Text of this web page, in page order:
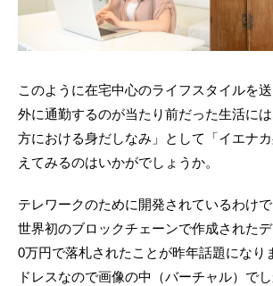
このように在宅中心のライフスタイルを送
外に通勤するのが当たり前だった生活に
方における身だしなみ」として「イエナ
えてみるのはいかがでしょうか。
テレワークのために開発されているわけで
世界初のブロックチェーンで作成された
0万円で落札されたことが昨年話題になり
ドレスなので画像の中（バーチャル）で